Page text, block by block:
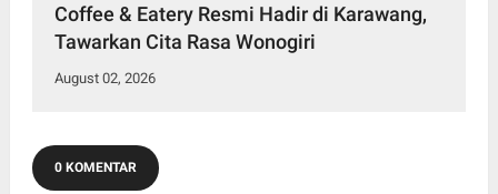
Coffee & Eatery Resmi Hadir di Karawang,
Tawarkan Cita Rasa Wonogiri
August 02, 2026
0 KOMENTAR